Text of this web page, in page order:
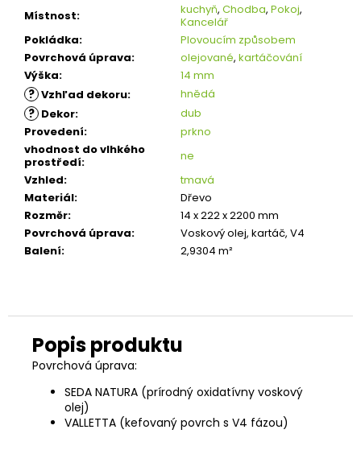
Místnost: kuchyň, Chodba, Pokoj,
Kancelář
Pokládka:
Plovoucím způsobem
Povrchová úprava: olejované, kartáčování
Výška: 14 mm
? Vzhľad dekoru: hnědá
? Dekor:
dub
Provedení:
prkno
vhodnost do vlhkého
prostředí:
ne
Vzhled:
tmavá
Materiál:
Dřevo
Rozměr:
14 x 222 x 2200 mm
Povrchová úprava:
Voskový olej, kartáč, V4
Balení: 2,9304 m²
Povrchová úprava:
SEDA NATURA (prírodný oxidatívny voskový
olej)
VALLETTA (kefovaný povrch s V4 fázou)